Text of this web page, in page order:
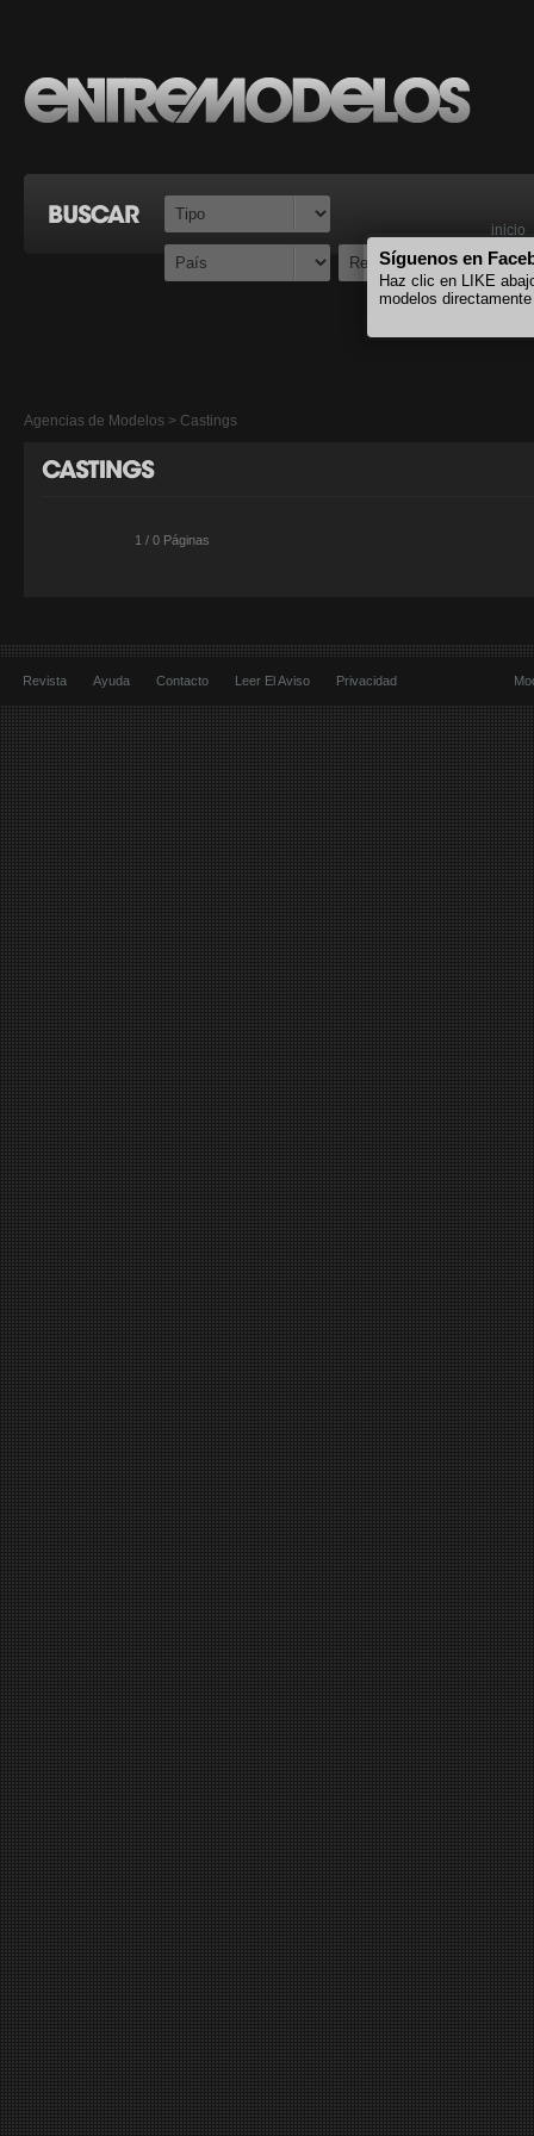
inicio
Agencias de Modelos > Castings
1 / 0 Páginas
Revista Ayuda Contacto Leer El Aviso Privacidad
Síguenos en
Haz clic en LIKE
modelos